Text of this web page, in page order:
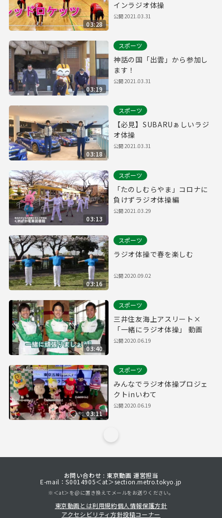
03:28
インラジオ体操
公開2021.03.31
03:19
スポーツ
神話の国「出雲」から参加し
ます！
公開2021.03.31
03:18
スポーツ
【必見】SUBARUぁしいラジ
オ体操
公開2021.03.31
03:13
スポーツ
「たのしむらやま」コロナに
負けずラジオ体操編
公開2021.03.29
03:16
スポーツ
ラジオ体操で春を楽しむ
公開2020.09.02
03:40
スポーツ
三井住友海上アスリート×
「一緒にラジオ体操」 動画
公開2020.06.19
03:11
スポーツ
みんなでラジオ体操プロジェ
クトinいわて
公開2020.06.19
お問い合わせ : 東京動画 運営担当
E-mail：S0014905＜at＞section.metro.tokyo.jp
※＜at＞を@に置き換えてメールをお送りください。
東京動画とは利用規約個人情報保護方針
アクセシビリティ方針投稿コーナー